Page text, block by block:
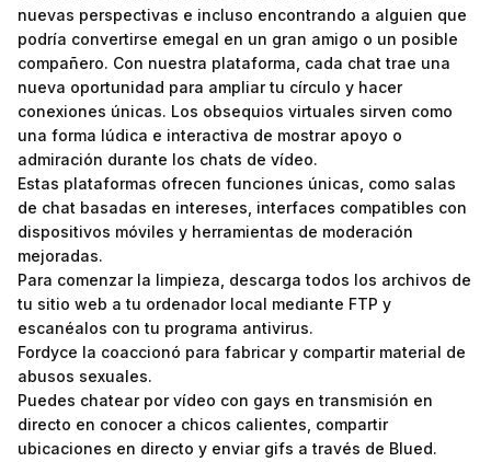
nuevas perspectivas e incluso encontrando a alguien que
podría convertirse emegal en un gran amigo o un posible
compañero. Con nuestra plataforma, cada chat trae una
nueva oportunidad para ampliar tu círculo y hacer
conexiones únicas. Los obsequios virtuales sirven como
una forma lúdica e interactiva de mostrar apoyo o
admiración durante los chats de vídeo.
Estas plataformas ofrecen funciones únicas, como salas
de chat basadas en intereses, interfaces compatibles con
dispositivos móviles y herramientas de moderación
mejoradas.
Para comenzar la limpieza, descarga todos los archivos de
tu sitio web a tu ordenador local mediante FTP y
escanéalos con tu programa antivirus.
Fordyce la coaccionó para fabricar y compartir material de
abusos sexuales.
Puedes chatear por vídeo con gays en transmisión en
directo en conocer a chicos calientes, compartir
ubicaciones en directo y enviar gifs a través de Blued.